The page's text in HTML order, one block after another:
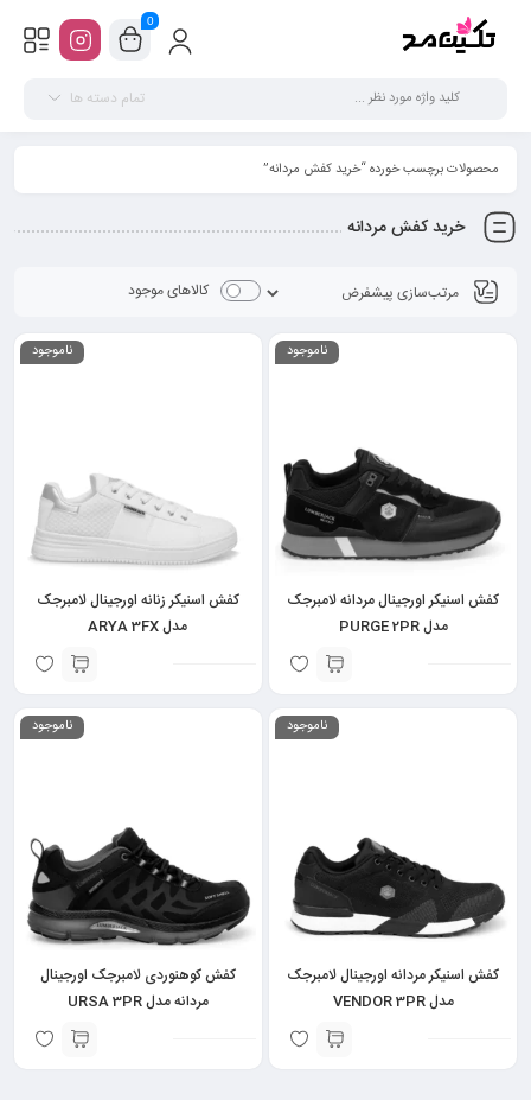
0
تمام دسته ها
محصولات برچسب خورده “خرید کفش مردانه”
خرید کفش مردانه
کالاهای موجود
ناموجود
کفش اسنیکر اورجینال مردانه لامبرجک
مدل PURGE 2PR
ناموجود
کفش اسنیکر زنانه اورجینال لامبرجک
مدل ARYA 3FX
ناموجود
کفش اسنیکر مردانه اورجینال لامبرجک
مدل VENDOR 3PR
ناموجود
کفش کوهنوردی لامبرجک اورجینال
مردانه مدل URSA 3PR